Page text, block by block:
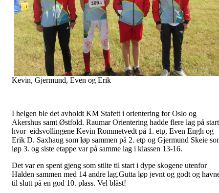
Kevin, Gjermund, Even og Erik
I helgen ble det avholdt KM Stafett i orientering for Oslo og
Akershus samt Østfold. Raumar Orientering hadde flere lag på start
hvor eidsvollingene Kevin Rommetvedt på 1. etp, Even Engh og
Erik D. Saxhaug som løp sammen på 2. etp og Gjermund Skeie
løp 3. og siste etappe var på samme lag i klassen 13-16.
Det var en spent gjeng som stilte til start i dype skogene utenfor
Halden sammen med 14 andre lag.Gutta løp jevnt og godt og
til slutt på en god 10. plass. Vel blåst!